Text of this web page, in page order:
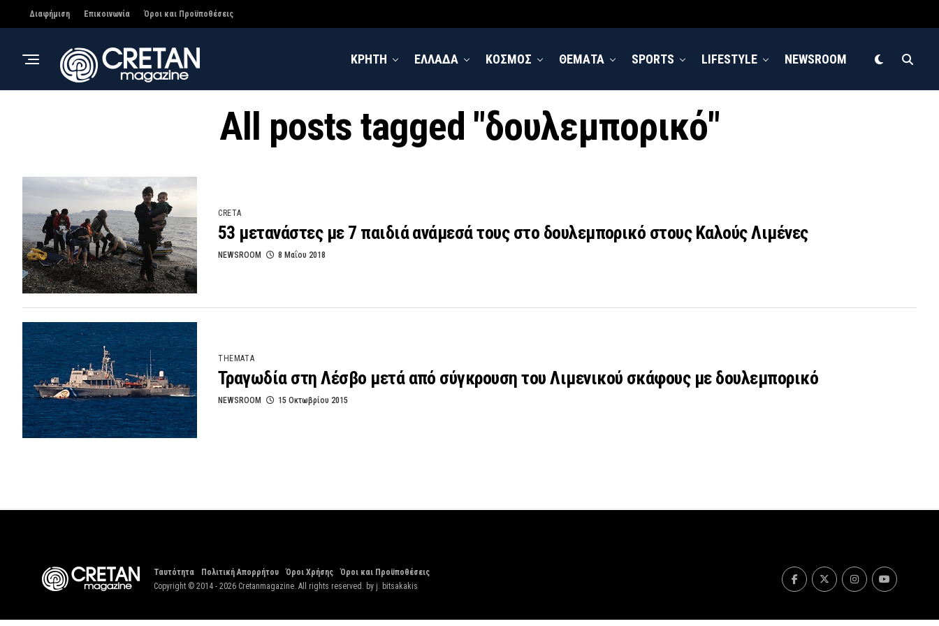
Διαφήμιση Επικοινωνία Όροι και Προϋποθέσεις
ΚΡΗΤΗ ΕΛΛΑΔΑ ΚΟΣΜΟΣ ΘΕΜΑΤΑ SPORTS LIFESTYLE NEWSROOM
All posts tagged "δουλεμπορικό"
CRETA
53 μετανάστες με 7 παιδιά ανάμεσά τους στο δουλεμπορικό στους Καλούς Λιμένες
NEWSROOM 8 Μαΐου 2018
THEMATA
Τραγωδία στη Λέσβο μετά από σύγκρουση του Λιμενικού σκάφους με δουλεμπορικό
NEWSROOM 15 Οκτωβρίου 2015
Ταυτότητα Πολιτική Απορρήτου Όροι Χρήσης
Όροι και Προϋποθέσεις
Copyright © 2014 - 2026 Cretanmagazine. All rights reserved. by j. bitsakakis